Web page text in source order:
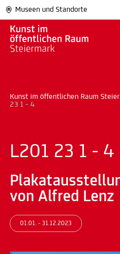
Museen und Standorte
Kunst im öffentlichen Raum
23 1 - 4
L201 23 1 - 4
von Alfred Lenz
01.01. - 31.12.2023